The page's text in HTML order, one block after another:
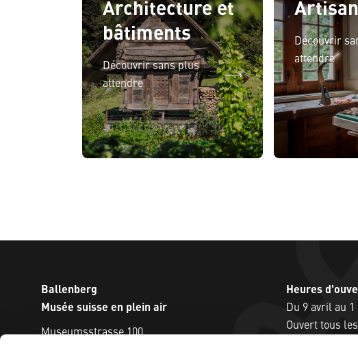
Architecture et
bâtiments
Découvrir sans plus
attendre
Découvrir
attendre
Ballenberg
Musée suisse en plein air
Museumsstrasse 100
Heures
Du 9 avril au 1
Ouvert tous